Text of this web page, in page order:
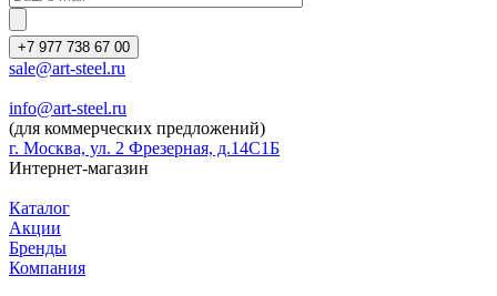
+7 977 738 67 00
sale@art-steel.ru
info@art-steel.ru
(для коммерческих предложений)
г. Москва, ул. 2 Фрезерная, д.14С1Б
Интернет-магазин
Каталог
Акции
Бренды
Компания